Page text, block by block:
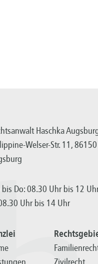
Haschka
Welser-Str. 11, 86150
Do: 08.30 Uhr bis 12
Uhr bis 14 Uhr